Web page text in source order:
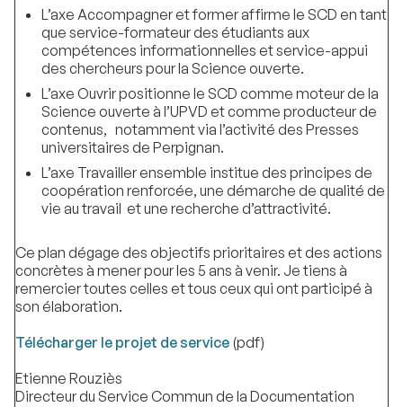
L’axe Accompagner et former affirme le SCD en tant
que service-formateur des étudiants aux
compétences informationnelles et service-appui
des chercheurs pour la Science ouverte.
L’axe Ouvrir positionne le SCD comme moteur de la
Science ouverte à l’UPVD et comme producteur de
contenus, notamment via l’activité des Presses
universitaires de Perpignan.
L’axe Travailler ensemble institue des principes de
coopération renforcée, une démarche de qualité de
vie au travail et une recherche d’attractivité.
Ce plan dégage des objectifs prioritaires et des actions
concrètes à mener pour les 5 ans à venir. Je tiens à
remercier toutes celles et tous ceux qui ont participé à
son élaboration.
Télécharger le projet de service (pdf)
Etienne Rouziès
Directeur du Service Commun de la Documentation